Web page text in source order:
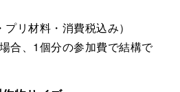
リ材料・消費税込み）
合、1個分の参加費で結構で